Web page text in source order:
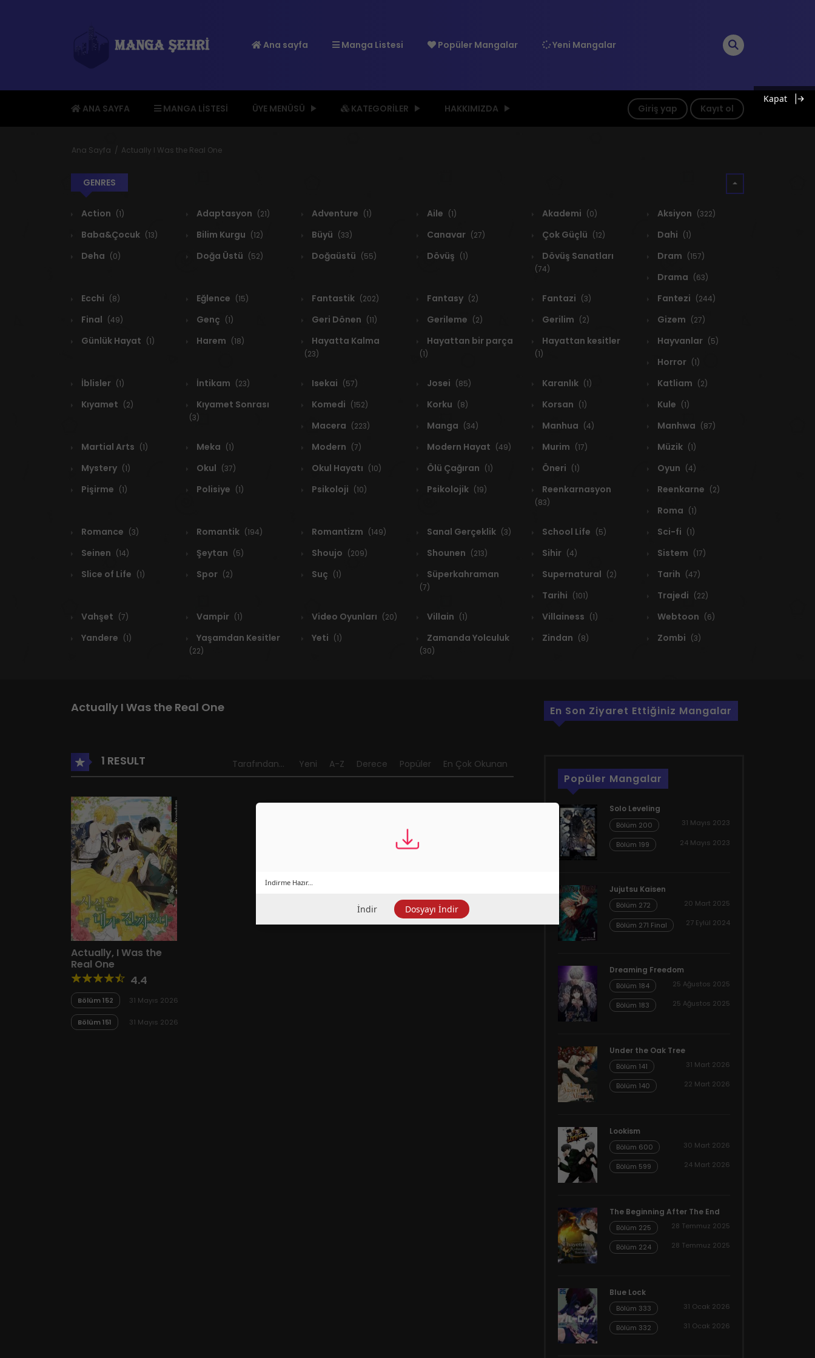
Ana sayfa Manga Listesi Popüler Mangalar Yeni Mangalar
ANA SAYFA MANGA LISTESI ÜYE MENÜSÜ KATEGORILER HAKKIMIZDA Giriş yap Kayıt ol
Ana Sayfa Actually I Was the Real One
GENRES
Action (1) Adaptasyon (21) Adventure (1) Aile (1) Akademi (0) Aksiyon (322)
Baba&Çocuk (13) Bilim Kurgu (12) Büyü (33) Canavar (27) Çok Güçlü (12) Dahi (1)
Deha (0) Doğa Üstü (52) Doğaüstü (55) Dövüş (1) Dövüş Sanatları
(74)
Dram (157)
Drama (63)
Ecchi (8) Eğlence (15) Fantastik (202) Fantasy (2) Fantazi (3) Fantezi (244)
Final (49) Genç (1) Geri Dönen (11) Gerileme (2) Gerilim (2) Gizem (27)
Günlük Hayat (1) Harem (18) Hayatta Kalma
(23)
Hayattan bir parça
(1)
Hayattan kesitler
(1)
Hayvanlar (5)
Horror (1)
İblisler (1) İntikam (23) Isekai (57) Josei (85) Karanlık (1) Katliam (2)
Kıyamet (2) Kıyamet Sonrası
(3)
Komedi (152) Korku (8) Korsan (1) Kule (1)
Macera (223) Manga (34) Manhua (4) Manhwa (87)
Martial Arts (1) Meka (1) Modern (7) Modern Hayat (49) Murim (17) Müzik (1)
Mystery (1) Okul (37) Okul Hayatı (10) Ölü Çağıran (1) Öneri (1) Oyun (4)
Pişirme (1) Polisiye (1) Psikoloji (10) Psikolojik (19) Reenkarnasyon
(83)
Reenkarne (2)
Roma (1)
Romance (3) Romantik (194) Romantizm (149) Sanal Gerçeklik (3) School Life (5) Sci-fi (1)
Seinen (14) Şeytan (5) Shoujo (209) Shounen (213) Sihir (4) Sistem (17)
Slice of Life (1) Spor (2) Suç (1) Süperkahraman
(7)
Supernatural (2) Tarih (47)
Tarihi (101) Trajedi (22)
Vahşet (7) Vampir (1) Video Oyunları (20) Villain (1) Villainess (1) Webtoon (6)
Yandere (1) Yaşamdan Kesitler
(22)
Yeti (1) Zamanda Yolculuk
(30)
Zindan (8) Zombi (3)
Actually I Was the Real One
1 RESULT Tarafından... Yeni A-Z Derece Popüler En Çok Okunan
Actually, I Was the
Real One
4.4
Bölüm 152 31 Mayıs 2026
Bölüm 151 31 Mayıs 2026
En Son Ziyaret Ettiğiniz Mangalar
Popüler Mangalar
Solo Leveling
Bölüm 200 31 Mayıs 2023
Bölüm 199 24 Mayıs 2023
Jujutsu Kaisen
Bölüm 272 20 Mart 2025
Bölüm 271 Final 27 Eylül 2024
Dreaming Freedom
Bölüm 184 25 Ağustos 2025
Bölüm 183 25 Ağustos 2025
Under the Oak Tree
Bölüm 141 31 Mart 2026
Bölüm 140 22 Mart 2026
Lookism
Bölüm 600 30 Mart 2026
Bölüm 599 24 Mart 2026
The Beginning After The End
Bölüm 225 28 Temmuz 2025
Bölüm 224 28 Temmuz 2025
Blue Lock
Bölüm 333 31 Ocak 2026
Bölüm 332 31 Ocak 2026
İndirme Hazır...
İndir Dosyayı İndir
Kapat